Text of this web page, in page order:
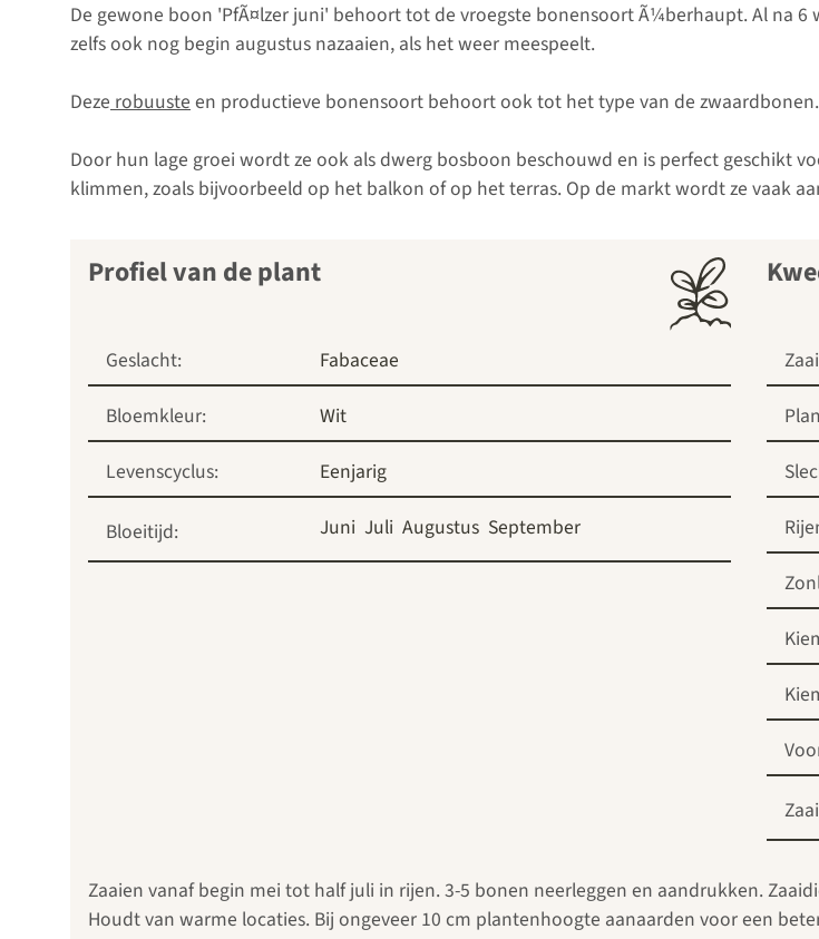
De gewone boon 'PfÃ¤lzer juni' behoort tot de vroegste bonensoort Ã¼berhaupt. Al na
zelfs ook nog begin augustus nazaaien, als het weer meespeelt.
Dezerobuusteen productieve bonensoort behoort ook tot het type van de zwaardbonen.
Door hun lage groei wordt ze ook als dwerg bosboon beschouwd en is perfect geschikt
klimmen, zoals bijvoorbeeld op het balkon of op het terras. Op de markt wordt ze vaak
Profiel van de plant
Geslacht:
Fabaceae
Bloemkleur:
Wit
Levenscyclus:
Eenjarig
Bloeitijd: Juni Juli Augustus September
Zaaien vanaf begin mei tot half juli in rijen. 3-5 bonen neerleggen en aandrukken.
Houdt van warme locaties. Bij ongeveer 10 cm plantenhoogte aanaarden voor een